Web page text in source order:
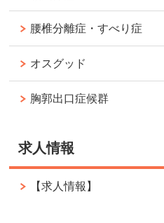
腰椎分離症・すべり症
オスグッド
胸郭出口症候群
求人情報
【求人情報】